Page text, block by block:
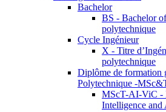
Bachelor
BS - Bachelor
polytechnique
Cycle Ingénieur
X - Titre
polytechnique
Diplôme de formation
Polytechnique -
MScT-AI-ViC -
Intelligence and